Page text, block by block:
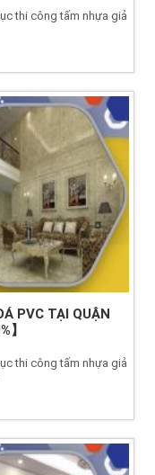
thi công tấm nhựa giả
PVC TẠI QUẬN
】
thi công tấm nhựa giả